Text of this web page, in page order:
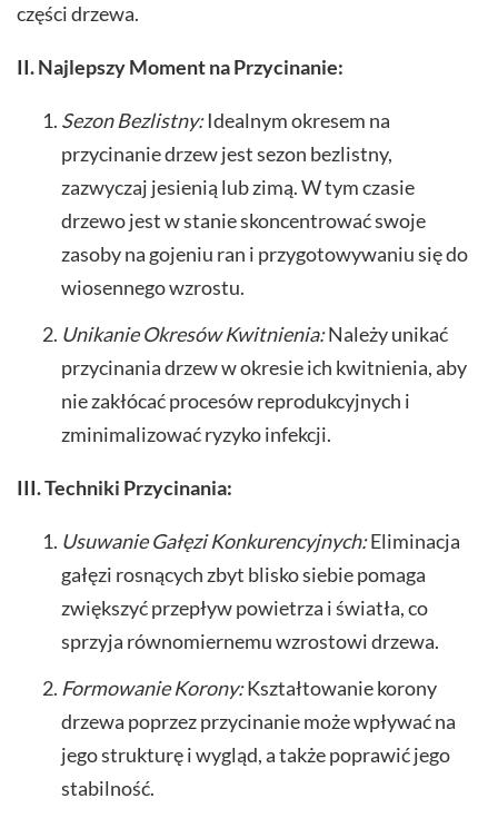
części drzewa.
II. Najlepszy Moment na Przycinanie:
Sezon Bezlistny:Idealnym okresem na
przycinanie drzew jest sezon bezlistny,
zazwyczaj jesienią lub zimą. W tym czasie
drzewo jest w stanie skoncentrować swoje
zasoby na gojeniu ran i przygotowywaniu się do
wiosennego wzrostu.
Unikanie Okresów Kwitnienia:Należy unikać
przycinania drzew w okresie ich kwitnienia, aby
nie zakłócać procesów reprodukcyjnych i
zminimalizować ryzyko infekcji.
III. Techniki Przycinania:
Usuwanie Gałęzi Konkurencyjnych:Eliminacja
gałęzi rosnących zbyt blisko siebie pomaga
zwiększyć przepływ powietrza i światła, co
sprzyja równomiernemu wzrostowi drzewa.
Formowanie Korony:Kształtowanie korony
drzewa poprzez przycinanie może wpływać na
jego strukturę i wygląd, a także poprawić jego
stabilność.